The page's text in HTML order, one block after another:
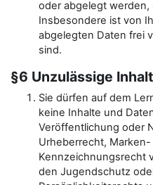
oder abgelegt werden,
Insbesondere ist von
abgelegten Daten frei
sind.
§6 Unzulässige
Sie dürfen auf dem
keine Inhalte und
Veröffentlichung oder
Urheberrecht,
Kennzeichnungsrecht
den Jugendschutz